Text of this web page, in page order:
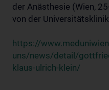
der Anästhesie (Wien,
von der
https://
uns/news/detail/
klaus-ulrich-klein/